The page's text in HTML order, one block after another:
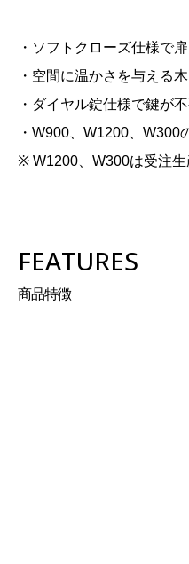
・ソフトクローズ仕様で
・空間に温かさを与える
・ダイヤル錠仕様で鍵が
・W900、W1200、
※ W1200、W300は受注生
FEATURES
商品特徴